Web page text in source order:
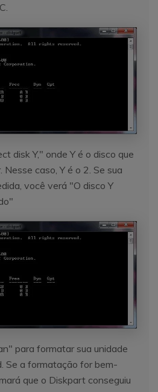
disk Y," onde Y é o disco que
caso, Y é o 2. Se sua
você verá "O disco Y
para formatar sua unidade
Se a formatação for bem-
que o Diskpart conseguiu